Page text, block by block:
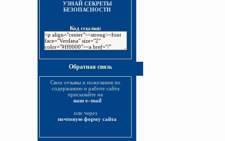
УЗНАЙ СЕКРЕТЫ
БЕЗОПАСНОСТИ
Код ссылки:
Обратная связь
Свои отзывы и пожелания по
содержанию и работе сайта
присылайте на
наш e–mail
или через
почтовую форму сайта